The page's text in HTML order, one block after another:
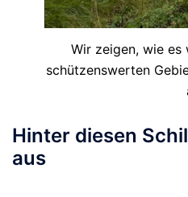
Wir zeigen, wie es
schützenswerten
Hinter diesen
aus